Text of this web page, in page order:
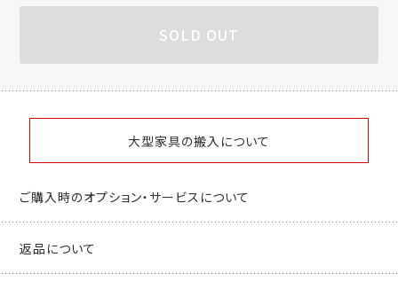
SOLD OUT
大型家具の搬入について
ご購入時のオプション・サービスについて
返品について